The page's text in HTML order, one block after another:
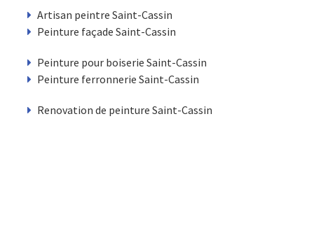
Artisan peintre Saint-Cassin
Peinture façade Saint-Cassin
Peinture pour boiserie Saint-Cassin
Peinture ferronnerie Saint-Cassin
Renovation de peinture Saint-Cassin